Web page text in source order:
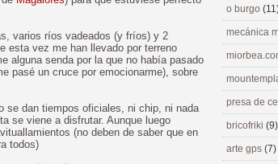
varios ríos vadeados (y fríos) y 2
esta vez me han llevado por terreno
alguna senda por la que no había pasado
pasé un cruce por emocionarme), sobre
se dan tiempos oficiales, ni chip, ni nada
se viene a disfrutar. Aunque luego
(no deben de saber que en
todos)
o burgo
mecánica
presa de
bricofriki (9)
arte gps (7)